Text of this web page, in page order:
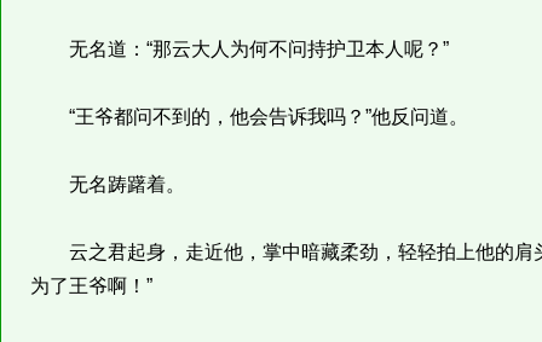
无名道：“那云大人为何不问持护卫本人呢？”
“王爷都问不到的，他会告诉我吗？”他反问道。
无名踌躇着。
云之君起身，走近他，掌中暗藏柔劲，轻轻拍上他的肩
为了王爷啊！”